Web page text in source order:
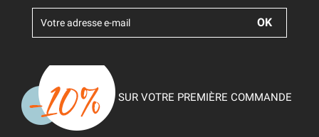
SUR VOTRE PREMIÈRE COMMANDE